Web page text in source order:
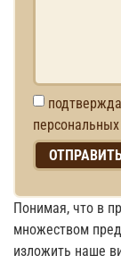
Понимая, что в
множеством
изложить наше